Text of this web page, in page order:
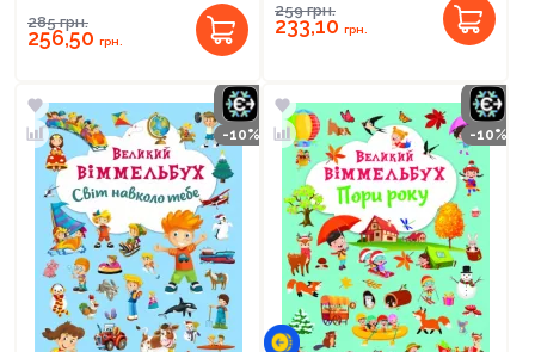
285грн.
256,50 грн.
259грн.
233,10 грн.
-10% -10%